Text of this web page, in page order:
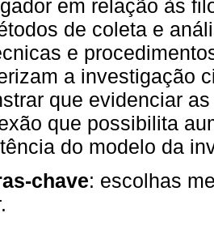
em relação às
de coleta e
e
a investigação
que evidenciar
que possibilita
do modelo da
chave: escolhas